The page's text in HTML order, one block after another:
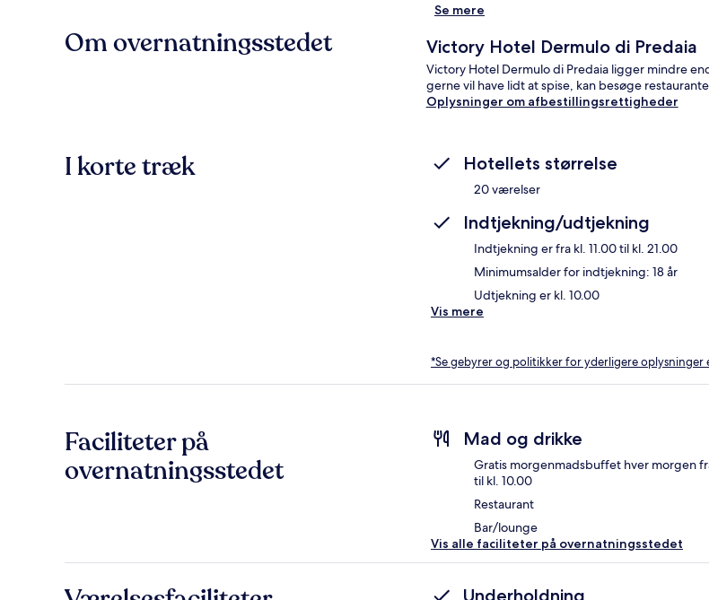
Se mere
Om overnatningsstedet Victory Hotel Dermulo di Predaia
Victory Hotel Dermulo di Predaia ligger mindre
gerne vil have lidt at spise, kan besøge
Oplysninger om afbestillingsrettigheder
I korte træk Hotellets størrelse
20 værelser
Indtjekning/udtjekning
Indtjekning er fra kl. 11.00 til kl. 21.00
Minimumsalder for indtjekning: 18 år
Udtjekning er kl. 10.00
Vis mere
*Se gebyrer og politikker for yderligere
Faciliteter på
overnatningsstedet
Mad og drikke
Gratis morgenmadsbuffet hver morgen
til kl. 10.00
Restaurant
Bar/lounge
Vis alle faciliteter på overnatningsstedet